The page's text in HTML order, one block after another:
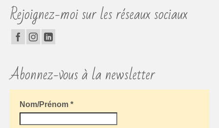
Rejoignez-moi sur les réseaux sociaux
Abonnez-vous à la newsletter
Nom/Prénom *